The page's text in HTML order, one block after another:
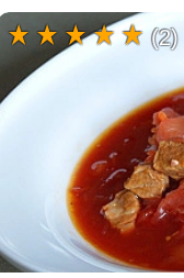
(2)